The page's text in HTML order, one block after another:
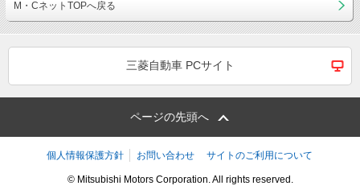
M・CネットTOPへ戻る
三菱自動車 PCサイト
ページの先頭へ
個人情報保護方針 お問い合わせ サイトのご利用について
© Mitsubishi Motors Corporation. All rights reserved.